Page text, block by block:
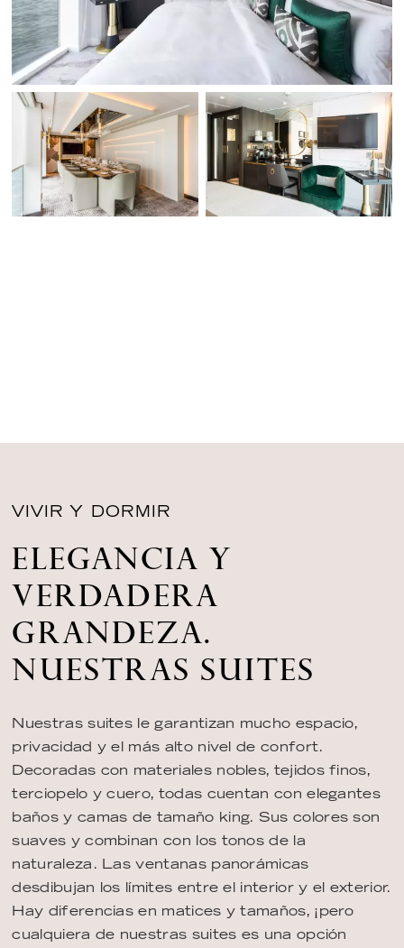
VIVIR Y DORMIR
ELEGANCIA Y
VERDADERA
GRANDEZA.
NUESTRAS SUITES
Nuestras suites le garantizan mucho espacio,
privacidad y el más alto nivel de confort.
Decoradas con materiales nobles, tejidos finos,
terciopelo y cuero, todas cuentan con elegantes
baños y camas de tamaño king. Sus colores son
suaves y combinan con los tonos de la
naturaleza. Las ventanas panorámicas
desdibujan los límites entre el interior y el exterior.
Hay diferencias en matices y tamaños, ¡pero
cualquiera de nuestras suites es una opción